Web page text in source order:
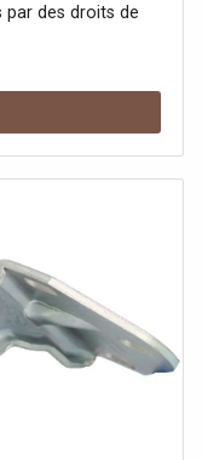
par des droits de
ni ses autres
les pièces
pour la
les emploient